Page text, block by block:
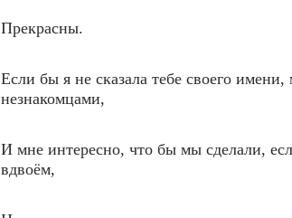
Прекрасны.
Если бы я не сказала тебе своего
незнакомцами,
И мне интересно, что бы мы сделали,
вдвоём,